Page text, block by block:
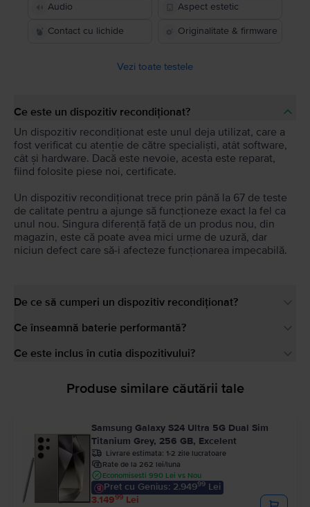
Audio Aspect estetic
Contact cu lichide Originalitate & firmware
Vezi toate testele
Ce este un dispozitiv recondiționat?
Un dispozitiv recondiționat este unul deja utilizat, care a
fost verificat cu atenție de către specialiști, atât software,
cât și hardware. Dacă este nevoie, acesta este reparat,
fiind folosite piese noi, certificate.
Un dispozitiv recondiționat trece prin până la 67 de teste
de calitate pentru a ajunge să funcționeze exact la fel ca
unul nou. Singura diferență față de un produs nou, din
magazin, este că poate avea mici urme de uzură, dar
niciun defect care să-i afecteze funcționarea impecabilă.
De ce să cumperi un dispozitiv recondiționat?
Ce înseamnă baterie performantă?
Ce este inclus în cutia dispozitivului?
Produse similare căutării tale
Samsung Galaxy S24 Ultra 5G Dual Sim
Titanium Grey, 256 GB, Excelent
Livrare estimata: 1-2 zile lucratoare
Rate de la 262 lei/luna
Economisesti 990 Lei vs Nou
Pret cu Genius: 2.94999 Lei
3.14999 Lei